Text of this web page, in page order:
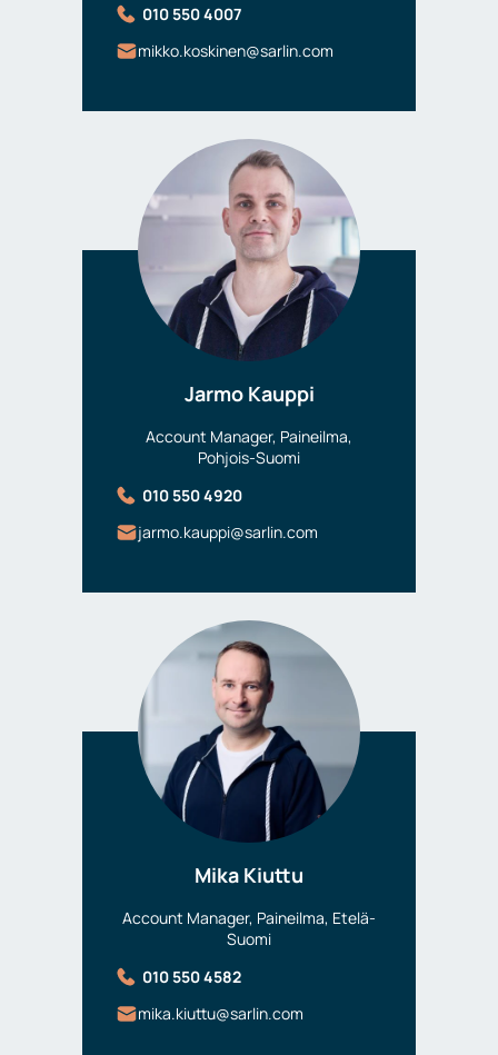
010 550 4007
mikko.koskinen@sarlin.com
Jarmo Kauppi
Account Manager, Paineilma,
Pohjois-Suomi
010 550 4920
jarmo.kauppi@sarlin.com
Mika Kiuttu
Account Manager, Paineilma, Etelä-
Suomi
010 550 4582
mika.kiuttu@sarlin.com